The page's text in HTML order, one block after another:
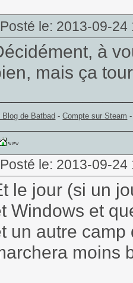
Posté le: 2013-09-24
à
mais ça
Blog de Batbad -Compte sur Steam
Posté le: 2013-09-24
le jour (si un
Windows et
un autre
moins